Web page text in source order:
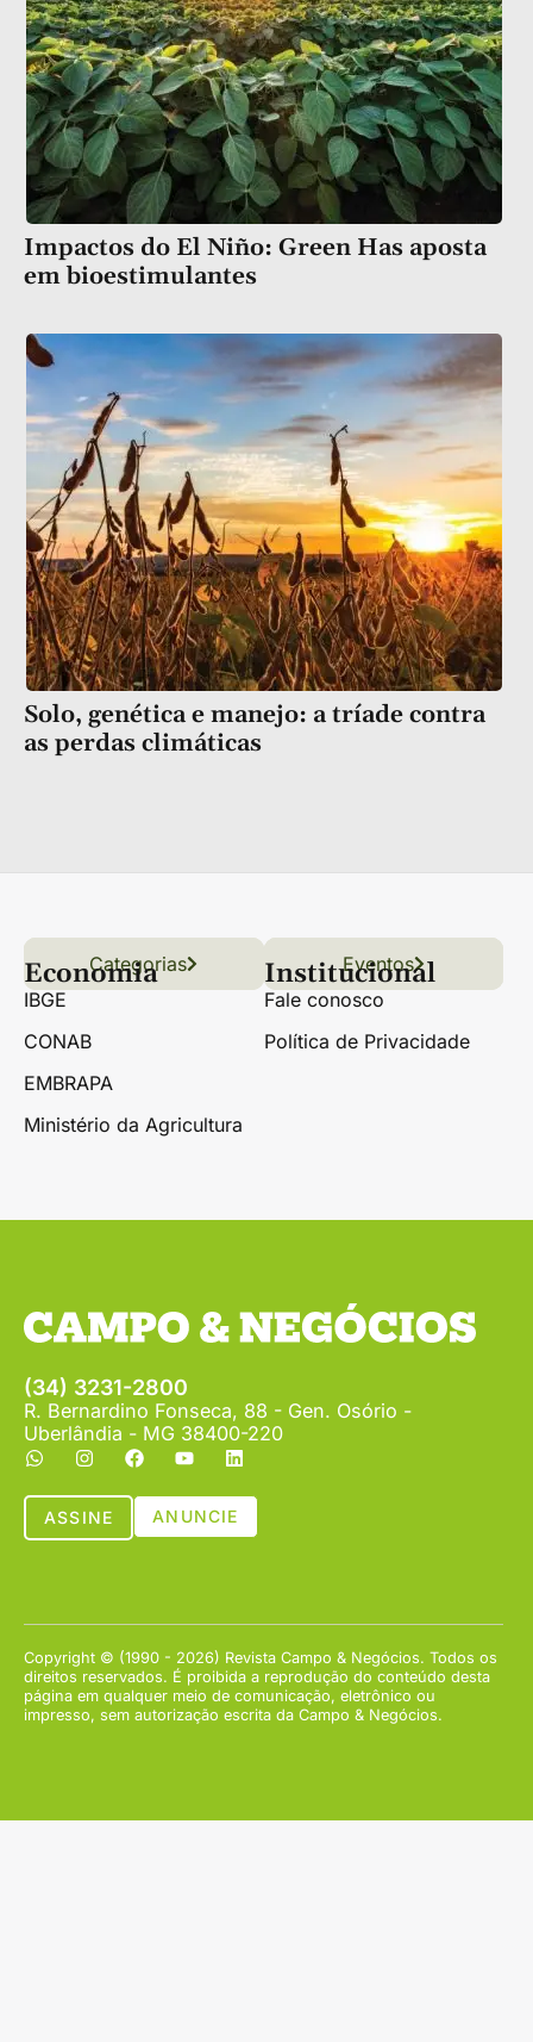
Impactos do El Niño: Green Has aposta
em bioestimulantes
Solo, genética e manejo: a tríade contra
as perdas climáticas
Links úteis
Conteúdo Grãos
Florestas Hortifrúti
Categorias Eventos
Economia
IBGE
CONAB
EMBRAPA
Ministério da Agricultura
Institucional
Fale conosco
Política de Privacidade
(34) 3231-2800
R. Bernardino Fonseca, 88 - Gen. Osório -
Uberlândia - MG 38400-220
ASSINE ANUNCIE
Copyright © (1990 - 2026) Revista Campo & Negócios. Todos os
direitos reservados. É proibida a reprodução do conteúdo desta
página em qualquer meio de comunicação, eletrônico ou
impresso, sem autorização escrita da Campo & Negócios.